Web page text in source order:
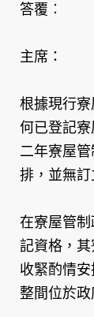
答覆︰
主席：
根據現行
何已登記
二年寮屋
排，並無
在寮屋管
記資格，
收緊酌情
整間位於